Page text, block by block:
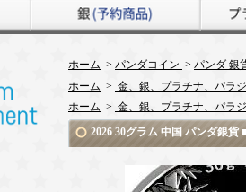
ホーム > パンダコイン > パンダ 銀
ホーム > 金、銀、プラチナ、パラ
ホーム > 金、銀、プラチナ、パラ
2026 30グラム 中国 パンダ銀